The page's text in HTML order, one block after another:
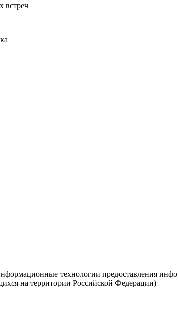
встреч
технологии предоставления
на территории Российской Федерации)